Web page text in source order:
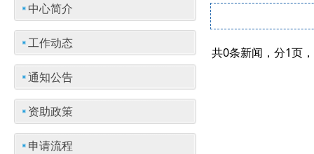
中心简介
工作动态
通知公告
资助政策
申请流程
共0条新闻，分1页